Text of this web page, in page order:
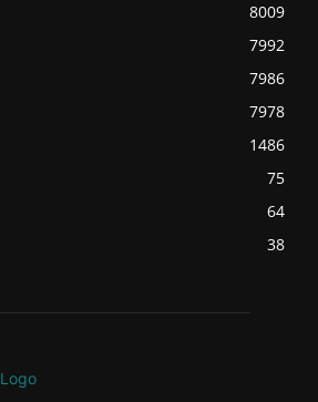
8009
7992
7986
7978
1486
75
64
38